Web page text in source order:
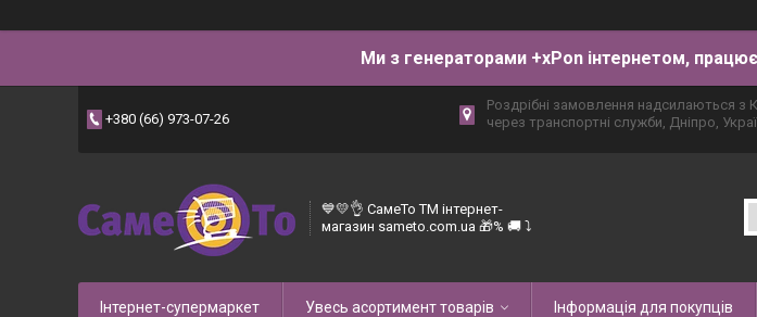
Ми з генераторами +xPon інтернетом,
+380 (66) 973-07-26
Роздрібні замовлення надсилаються з
через транспортні служби, Дніпро,
💙💛👌 СамеТо ТМ інтернет-
магазин sameto.com.ua 🎁% 🚚 ⤵
Інтернет-супермаркет Увесь асортимент товарів Інформація для покупців